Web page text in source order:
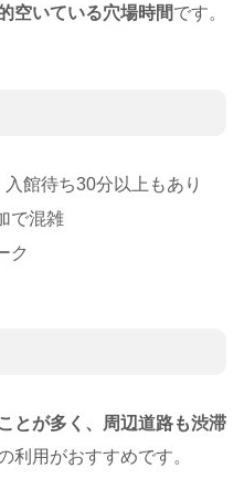
空いている穴場時間です。
館待ち30分以上もあり
で混雑
ク
とが多く、周辺道路も渋滞
利用がおすすめです。